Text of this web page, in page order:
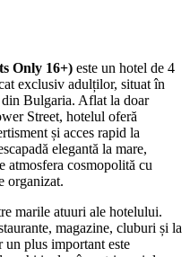
Only 16+) este un hotel de 4
exclusiv adulților, situat în
Bulgaria. Aflat la doar
Street, hotelul oferă
și acces rapid la
elegantă la mare,
atmosfera cosmopolită cu
organizat.
marile atuuri ale hotelului.
magazine, cluburi și la
un plus important este